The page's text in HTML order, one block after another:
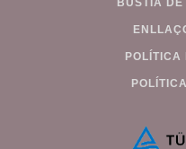
BÚSTIA DE
POLÍTICA